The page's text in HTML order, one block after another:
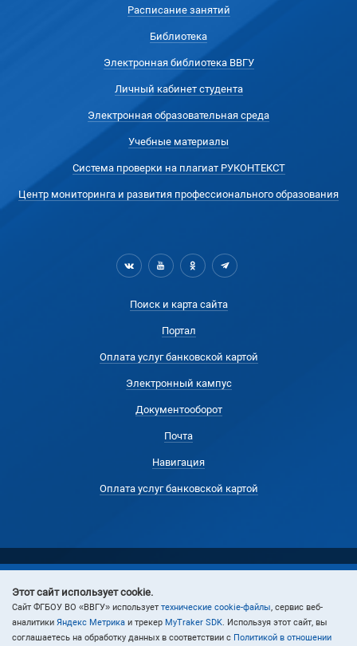
Расписание занятий
Библиотека
Электронная библиотека ВВГУ
Личный кабинет студента
Электронная образовательная среда
Учебные материалы
Система проверки на плагиат РУКОНТЕКСТ
Центр мониторинга и развития профессионального образования
Поиск и карта сайта
Портал
Оплата услуг банковской картой
Электронный кампус
Документооборот
Почта
Навигация
Оплата услуг банковской картой
© 2024 Владивостокский государственный университет
Этот сайт использует cookie.
Cайт ФГБОУ ВО «ВВГУ» использует технические cookie-файлы, сервис веб-
аналитики Яндекс Метрика и трекер MyTraker SDK. Используя этот сайт, вы
соглашаетесь на обработку данных в соответствии с Политикой в отношении